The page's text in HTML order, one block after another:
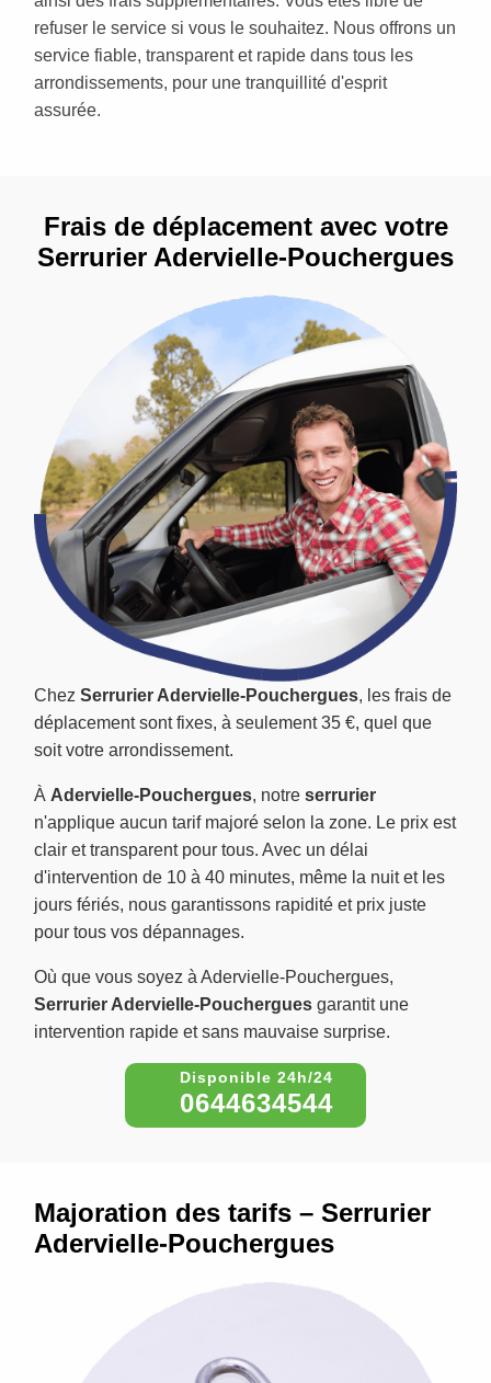
refuser le service si vous le souhaitez. Nous offrons un
service fiable, transparent et rapide dans tous les
arrondissements, pour une tranquillité d'esprit
assurée.
Chez Serrurier Adervielle-Pouchergues, les frais de
déplacement sont fixes, à seulement 35 €, quel que
soit votre arrondissement.
À Adervielle-Pouchergues, notre serrurier
n'applique aucun tarif majoré selon la zone. Le prix est
clair et transparent pour tous. Avec un délai
d'intervention de 10 à 40 minutes, même la nuit et les
jours fériés, nous garantissons rapidité et prix juste
pour tous vos dépannages.
Où que vous soyez à Adervielle-Pouchergues,
Serrurier Adervielle-Pouchergues garantit une
intervention rapide et sans mauvaise surprise.
0644634544
Frais de déplacement avec votre
Serrurier Adervielle-Pouchergues
Majoration des tarifs – Serrurier
Adervielle-Pouchergues